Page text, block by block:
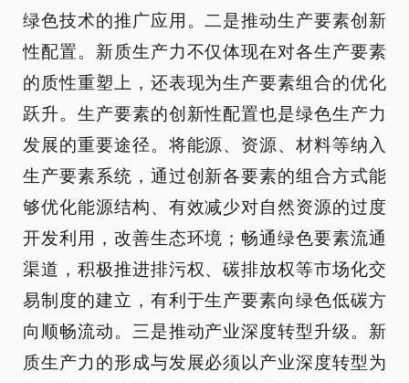
绿色技术的推广应用。二是推动生产要素创新
性配置。新质生产力不仅体现在对各生产要素
的质性重塑上，还表现为生产要素组合的优化
跃升。生产要素的创新性配置也是绿色生产力
发展的重要途径。将能源、资源、材料等纳入
生产要素系统，通过创新各要素的组合方式能
够优化能源结构、有效减少对自然资源的过度
开发利用，改善生态环境；畅通绿色要素流通
渠道，积极推进排污权、碳排放权等市场化交
易制度的建立，有利于生产要素向绿色低碳方
向顺畅流动。三是推动产业深度转型升级。新
质生产力的形成与发展必须以产业深度转型为